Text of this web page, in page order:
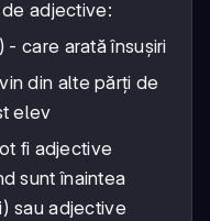
adjective:
- care arată însușiri
din alte părți de
elev
fi adjective
sunt înaintea
sau adjective